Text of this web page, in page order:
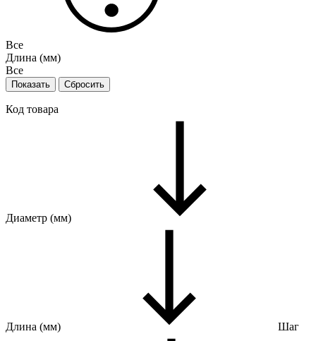
Все
Длина (мм)
Все
Код товара
Диаметр (мм)
Длина (мм) Шаг